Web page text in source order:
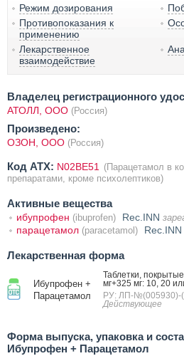
Режим дозирования
Противопоказания к
применению
Лекарственное
взаимодействие
Владелец регистрационного
АТОЛЛ, ООО (Россия)
Произведено:
ОЗОН, ООО (Россия)
Код ATX: N02BE51
(Парацетамол в
препаратами, кроме психолептиков)
Активные вещества
ибупрофен (ibuprofen) Rec.INN
парацетамол (paracetamol) Rec.INN
Лекарственная форма
Ибупрофен +
Парацетамол
Таблетки,
мг+325 мг: 10, 20
РУ: ЛП-№(005930)-
Действующее
Форма выпуска, упаковка и
Ибупрофен + Парацетамол